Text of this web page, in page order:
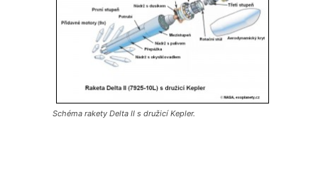
Schéma rakety Delta II s družicí Kepler.